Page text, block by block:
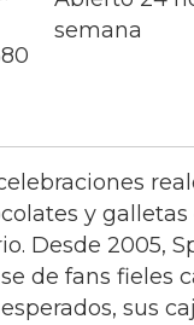
semana
y
Desde 2005,
de fans fieles
sus